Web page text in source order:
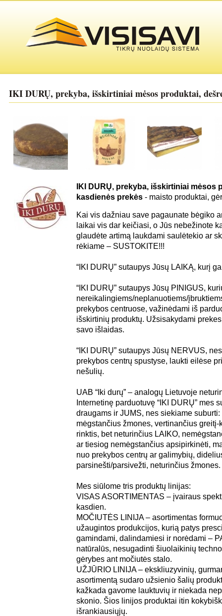
IKI DURŲ, prekyba, išskirtiniai mėsos produktai,
IKI DURŲ, prekyba, išskirtiniai mėsos
kasdienės prekės - maisto produktai,
Kai vis dažniau save pagaunate bėgiko
laikai vis dar keičiasi, o Jūs nebežinote
glaudėte artimą laukdami saulėtekio ar
rėkiame – SUSTOKITE!!!
“IKI DURŲ” sutaupys Jūsų LAIKĄ, kurį
“IKI DURŲ” sutaupys Jūsų PINIGUS,
nereikalingiems/neplanuotiems/
prekybos centruose, važinėdami iš
išskirtinių produktų. Užsisakydami
savo išlaidas.
“IKI DURŲ” sutaupys Jūsų NERVUS,
prekybos centrų spustyse, laukti eilėse
nešulių.
UAB “Iki durų” – analogų Lietuvoje
Internetinę parduotuvę “IKI DURŲ” mes
draugams ir JUMS, nes siekiame
mėgstančius žmones, vertinančius
rinktis, bet neturinčius LAIKO,
ar tiesiog nemėgstančius apsipirkinėti,
nuo prekybos centrų ar galimybių,
parsinešti/parsivežti, neturinčius žmones.
Mes siūlome tris produktų linijas:
VISAS ASORTIMENTAS – įvairaus
kasdien.
MOČIUTĖS LINIJA – asortimentas
užaugintos produkcijos, kurią patys
gamindami, dalindamiesi ir norėdami –
natūralūs, nesugadinti šiuolaikinių
gėrybes ant močiutės stalo.
UŽJŪRIO LINIJA – ekskliuzyvinių,
asortimentą sudaro užsienio šalių
kažkada gavome lauktuvių ir niekada
skonio. Šios linijos produktai itin
išrankiausiųjų.